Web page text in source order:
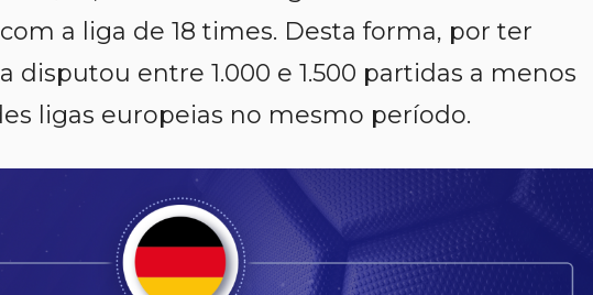
a liga de 18 times. Desta forma, por ter
disputou entre 1.000 e 1.500 partidas a menos
ligas europeias no mesmo período.